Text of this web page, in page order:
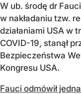
W ub. środę dr
w nakładaniu tzw.
działaniami USA w
COVID-19, stanął
Bezpieczeństwa
Kongresu USA.
Fauci odmówił